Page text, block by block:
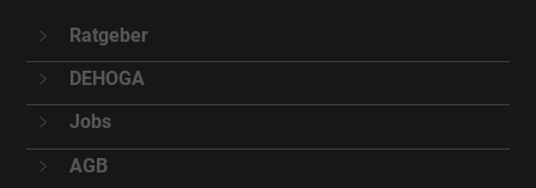
Ratgeber
DEHOGA
Jobs
AGB